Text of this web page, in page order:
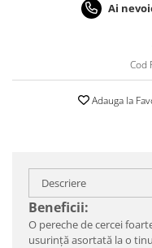
Ai
Cod
Adauga la
Descriere
Beneficii:
O pereche de cercei
usurință asortată la o